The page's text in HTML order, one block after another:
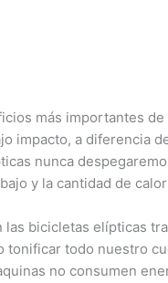
más importantes de
impacto, a diferencia
nunca
y la cantidad de
las bicicletas elípticas
tonificar todo nuestro
no consumen